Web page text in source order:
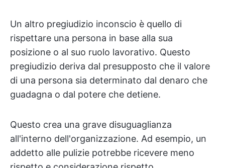
Un altro pregiudizio inconscio è quello di
rispettare una persona in base alla sua
posizione o al suo ruolo lavorativo. Questo
pregiudizio deriva dal presupposto che il valore
di una persona sia determinato dal denaro che
guadagna o dal potere che detiene.
Questo crea una grave disuguaglianza
all'interno dell'organizzazione. Ad esempio, un
addetto alle pulizie potrebbe ricevere meno